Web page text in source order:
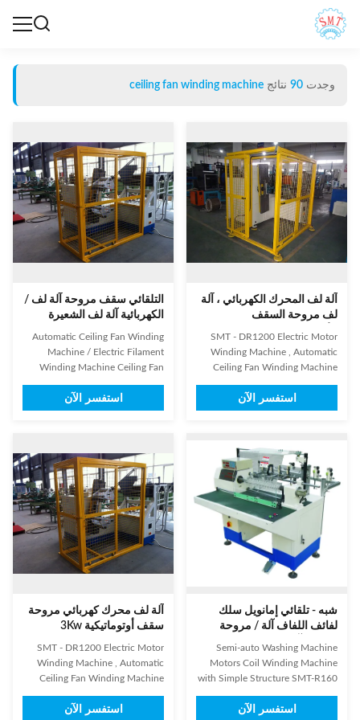
وجدت 90 نتائج ceiling fan winding machine
آلة لف المحرك الكهربائي ، آلة
لف مروحة السقف
الأوتوماتيكية
SMT - DR1200 Electric Motor
Winding Machine , Automatic
Ceiling Fan Winding Machine
Machine is suitable for winding
ceiling fan stator, external
generator armature. Description:
Ceiling Fan Coil Winding
Machine has two ...
استفسر الآن
التلقائي سقف مروحة آلة لف /
الكهربائية آلة لف الشعيرة
Automatic Ceiling Fan Winding
Machine / Electric Filament
Winding Machine​ Ceiling Fan
for winding ceiling fan stator,
external armature such as
Description: Ceiling Fan Coil
Winding Machine has two
working ...
استفسر الآن
شبه - تلقائي إمانويل سلك
لفائف اللفاف آلة / مروحة
السقف آلة لف
Semi-auto Washing Machine
Motors Coil Winding Machine
with Simple Structure SMT-R160
connected and multi-
استفسر الآن
آلة لف محرك كهربائي مروحة
سقف أوتوماتيكية 3Kw
SMT - DR1200 Electric Motor
Winding Machine , Automatic
Ceiling Fan Winding Machine
Machine is suitable for winding
استفسر الآن